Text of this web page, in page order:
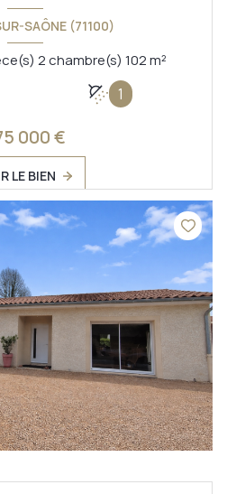
SAÔNE (71100)
Appartement 5 pièce(s) 2 chambre(s) 102 m²
1
000 €
LE BIEN